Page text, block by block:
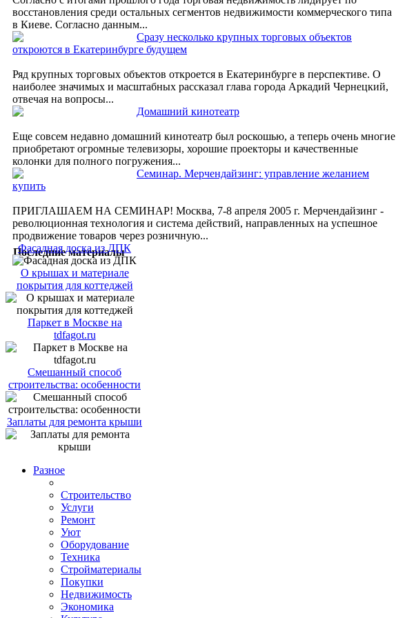
восстановления среди остальных сегментов недвижимости коммерческого типа
в Киеве. Согласно данным...
Сразу несколько крупных торговых объектов
откроются в Екатеринбурге будущем
Ряд крупных торговых объектов откроется в Екатеринбурге в перспективе. О
наиболее значимых и масштабных рассказал глава города Аркадий Чернецкий,
отвечая на вопросы...
Домашний кинотеатр
Еще совсем недавно домашний кинотеатр был роскошью, а теперь очень многие
приобретают огромные телевизоры, хорошие проекторы и качественные
колонки для полного погружения...
Семинар. Мерчендайзинг: управление желанием
купить
ПРИГЛАШАЕМ НА СЕМИНАР! Москва, 7-8 апреля 2005 г. Мерчендайзинг -
революционная технология и система действий, направленных на успешное
продвижение товаров через розничную...
Последние материалы
Фасадная доска из ДПК
О крышах и материале
покрытия для коттеджей
Паркет в Москве на
tdfagot.ru
Смешанный способ
строительства: особенности
Заплаты для ремонта крыши
Разное
Строительство
Услуги
Ремонт
Уют
Оборудование
Техника
Стройматериалы
Покупки
Недвижимость
Экономика